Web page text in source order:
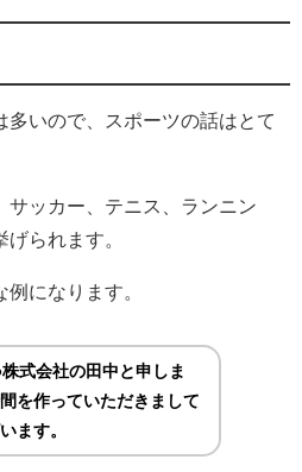
多いので、スポーツの話はとて
サッカー、テニス、ランニン
られます。
になります。
式会社の田中と申しま
を作っていただきまして
ます。